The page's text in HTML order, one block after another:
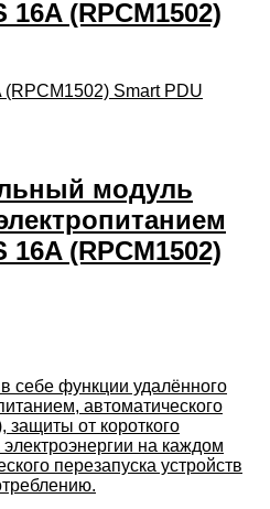
16A (RPCM1502)
модуль
16A (RPCM1502)
себе функции удалённого
автоматического
от короткого
на каждом
перезапуска устройств